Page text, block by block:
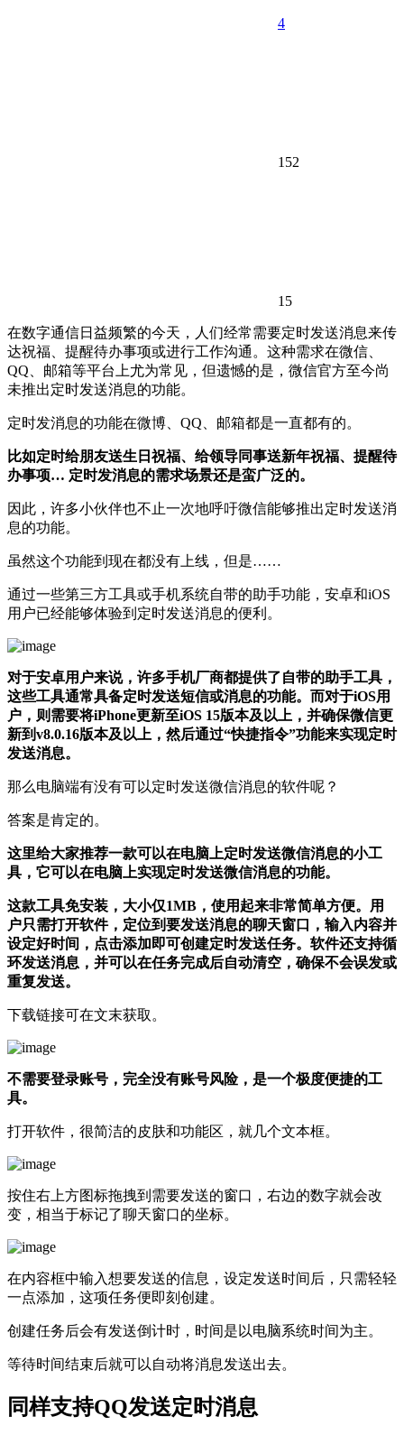
4
152
15
在数字通信日益频繁的今天，人们经常需要定时发送消息来传
达祝福、提醒待办事项或进行工作沟通。这种需求在微信、
QQ、邮箱等平台上尤为常见，但遗憾的是，微信官方至今尚
未推出定时发送消息的功能。
定时发消息的功能在微博、QQ、邮箱都是一直都有的。
比如定时给朋友送生日祝福、给领导同事送新年祝福、提醒待
办事项… 定时发消息的需求场景还是蛮广泛的。
因此，许多小伙伴也不止一次地呼吁微信能够推出定时发送消
息的功能。
虽然这个功能到现在都没有上线，但是……
通过一些第三方工具或手机系统自带的助手功能，安卓和iOS
用户已经能够体验到定时发送消息的便利。
对于安卓用户来说，许多手机厂商都提供了自带的助手工具，
这些工具通常具备定时发送短信或消息的功能。而对于iOS用
户，则需要将iPhone更新至iOS 15版本及以上，并确保微信更
新到v8.0.16版本及以上，然后通过“快捷指令”功能来实现定时
发送消息。
那么电脑端有没有可以定时发送微信消息的软件呢？
答案是肯定的。
这里给大家推荐一款可以在电脑上定时发送微信消息的小工
具，它可以在电脑上实现定时发送微信消息的功能。
这款工具免安装，大小仅1MB，使用起来非常简单方便。用
户只需打开软件，定位到要发送消息的聊天窗口，输入内容并
设定好时间，点击添加即可创建定时发送任务。软件还支持循
环发送消息，并可以在任务完成后自动清空，确保不会误发或
重复发送。
下载链接可在文末获取。
不需要登录账号，完全没有账号风险，是一个极度便捷的工
具。
打开软件，很简洁的皮肤和功能区，就几个文本框。
按住右上方图标拖拽到需要发送的窗口，右边的数字就会改
变，相当于标记了聊天窗口的坐标。
在内容框中输入想要发送的信息，设定发送时间后，只需轻轻
一点添加，这项任务便即刻创建。
创建任务后会有发送倒计时，时间是以电脑系统时间为主。
等待时间结束后就可以自动将消息发送出去。
同样支持QQ发送定时消息